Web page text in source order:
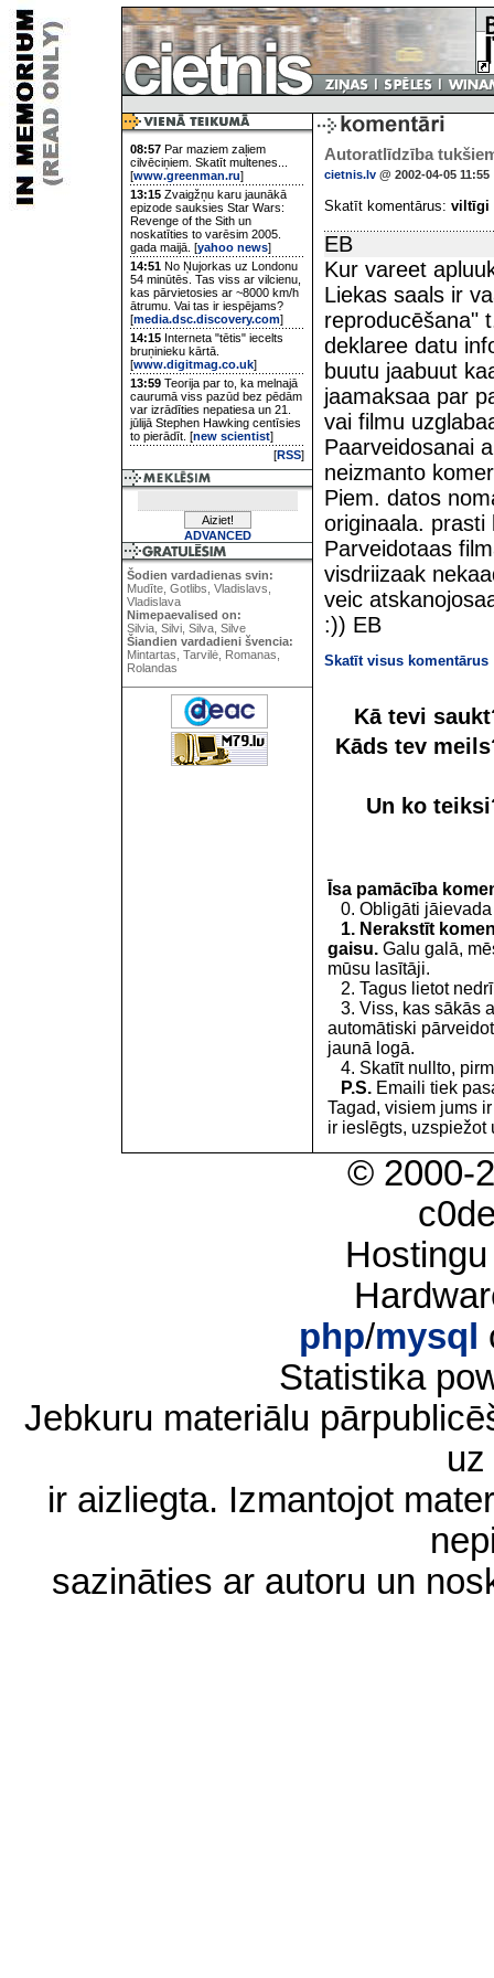
08:57 Par maziem zaļiem
cilvēciņiem. Skatīt multenes...
[www.greenman.ru]
13:15 Zvaigžņu karu jaunākā
epizode sauksies Star Wars:
Revenge of the Sith un
noskatīties to varēsim 2005.
gada maijā. [yahoo news]
14:51 No Ņujorkas uz Londonu
54 minūtēs. Tas viss ar vilcienu,
kas pārvietosies ar ~8000 km/h
ātrumu. Vai tas ir iespējams?
[media.dsc.discovery.com]
14:15 Interneta "tētis" iecelts
bruņinieku kārtā.
[www.digitmag.co.uk]
13:59 Teorija par to, ka melnajā
caurumā viss pazūd bez pēdām
var izrādīties nepatiesa un 21.
jūlijā Stephen Hawking centīsies
to pierādīt. [new scientist]
[RSS]
ADVANCED
Šodien vardadienas svin:
Mudīte, Gotlibs, Vladislavs,
Vladislava
Nimepaevalised on:
Silvia, Silvi, Silva, Silve
Šiandien vardadieni švencia:
Mintartas, Tarvilė, Romanas,
Rolandas
Autoratlīdzība
cietnis.lv @ 2002-04-05 11:55
Skatīt komentārus: viltīgi
EB
Kur vareet
Liekas saals ir
reproducēšana"
deklaree datu
buutu jaabuut
jaamaksaa par
vai filmu
Paarveidosanai
neizmanto
Piem. datos
originaala. prasti
Parveidotaas
visdriizaak
veic
:)) EB
Skatīt visus komentārus
Kā tevi
Kāds tev
Un ko
Īsa pamācība
0. Obligāti jāievada
1. Nerakstīt
gaisu. Galu galā,
mūsu lasītāji.
2. Tagus lietot
3. Viss, kas sākās
automātiski
jaunā logā.
4. Skatīt nullto,
P.S. Emaili tiek
Tagad, visiem jums
ir ieslēgts, uzspiežot
© 2000-
php/mysql
Statistika
Jebkuru materiālu
ir aizliegta. Izmantojot
sazināties ar autoru un